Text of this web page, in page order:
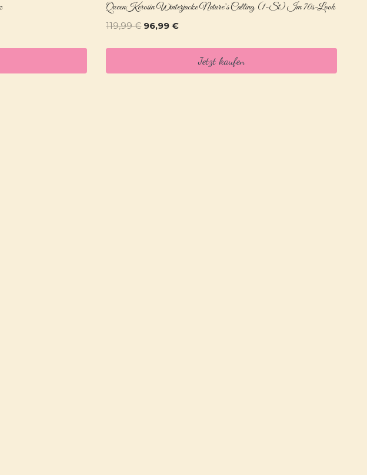
QueenKerosin Winterjacke Nature’s Calling (1-St) Im 70s-Look
119,99€ Ursprünglicher
96,99€Aktueller
96,99 €.Jetzt kaufen